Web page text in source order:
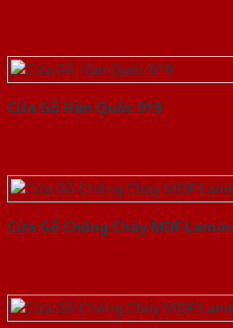
Cửa Gỗ Hàn Quốc 019
Cửa Gỗ Chống Cháy MDF